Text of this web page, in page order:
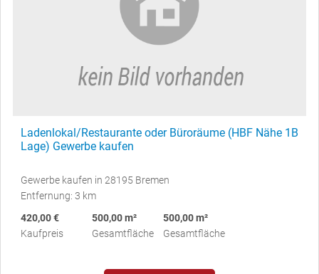
Ladenlokal/Restaurante oder Büroräume (HBF Nähe 1B
Lage) Gewerbe kaufen
Gewerbe kaufen in 28195 Bremen
Entfernung: 3 km
420,00 €
Kaufpreis
500,00 m²
Gesamtfläche
500,00 m²
Gesamtfläche